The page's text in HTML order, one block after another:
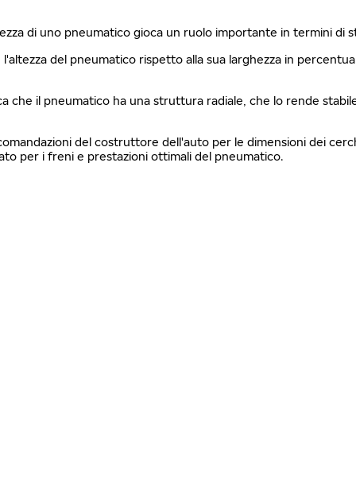
di uno pneumatico gioca un ruolo importante in termini di
del pneumatico rispetto alla sua larghezza in
che il pneumatico ha una struttura radiale, che lo rende
del costruttore dell'auto per le dimensioni dei
per i freni e prestazioni ottimali del pneumatico.